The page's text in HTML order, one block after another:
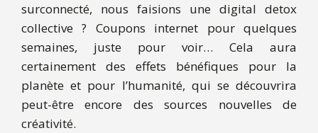
surconnecté, nous faisions une digital detox
collective ? Coupons internet pour quelques
semaines, juste pour voir… Cela aura
certainement des effets bénéfiques pour la
planète et pour l’humanité, qui se découvrira
peut-être encore des sources nouvelles de
créativité.